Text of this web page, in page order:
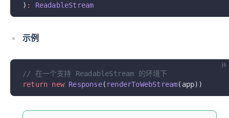
) : ReadableStream
示例
js
// 在一个支持 ReadableStream 的环境下
return new Response( renderToWebStream(app))